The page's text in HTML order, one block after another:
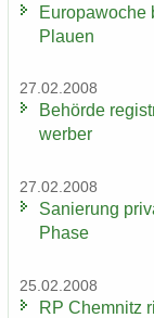
Eu­ro­pa­wo­che
Plau­en
27.02.2008
Be­hör­de
wer­ber
27.02.2008
Sa­nie­rung
Phase
25.02.2008
RP Chem­nitz